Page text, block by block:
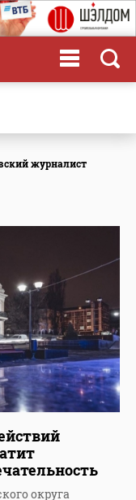
журналист
округа